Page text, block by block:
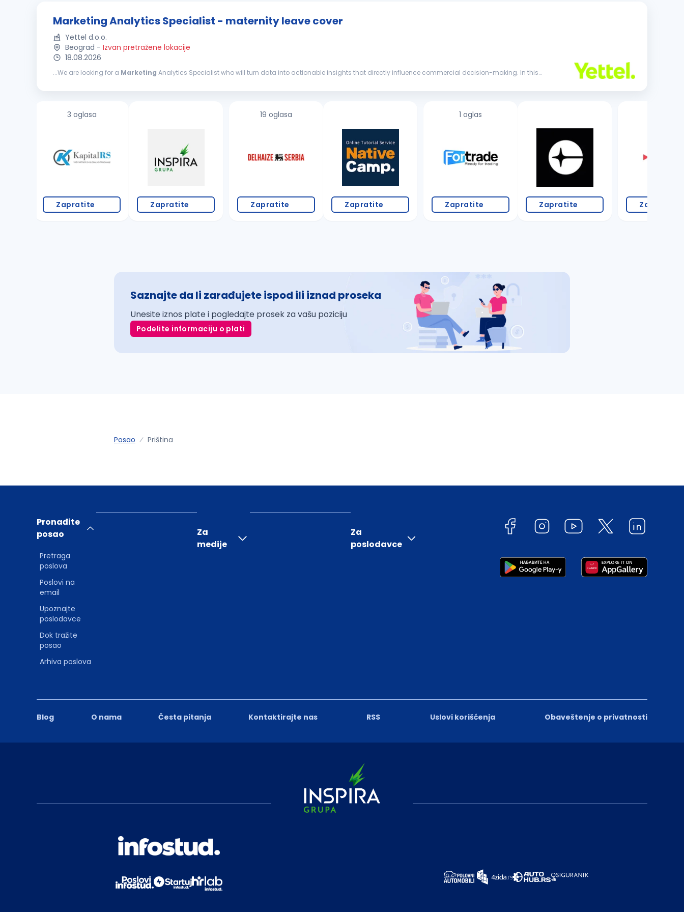
Marketing Analytics Specialist - maternity leave cover
Yettel d.o.o.
Beograd - Izvan pretražene lokacije
18.08.2026
...We are looking for a Marketing Analytics Specialist who will turn data into actionable insights that directly influence commercial decision-making. In this
3 oglasa
Zapratite Zapratite
19 oglasa
Zapratite Zapratite
1 oglas
Zapratite Zapratite Zapratite
Saznajte da li zarađujete ispod ili iznad proseka
Unesite iznos plate i pogledajte prosek za vašu poziciju
Podelite informaciju o plati
Posao Priština
Blog O nama Česta pitanja Kontaktirajte nas RSS Uslovi korišćenja Obaveštenje o privatnosti
Pronađite
posao
Pretraga
poslova
Poslovi na
email
Upoznajte
poslodavce
Dok tražite
posao
Arhiva poslova
Za
medije
Za
poslodavce